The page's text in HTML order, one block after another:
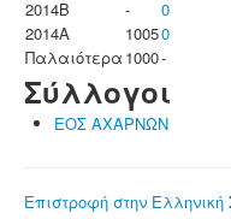
2014B
-
0
2014A
10050
Παλαιότερα 1000-
Σύλλογοι
ΕΟΣ ΑΧΑΡΝΩΝ
Επιστροφή στην Ελληνική